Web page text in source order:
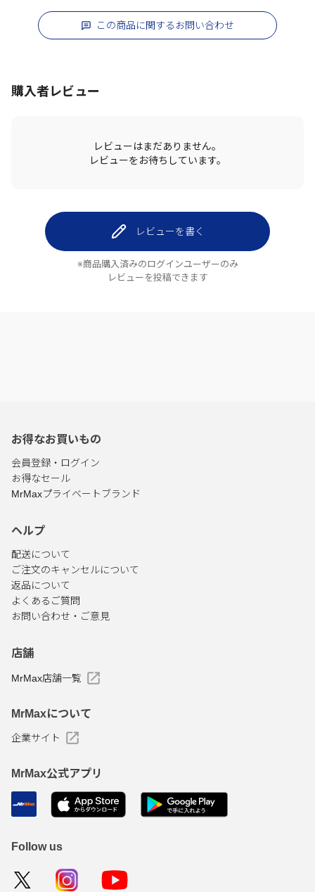
この商品に関するお問い合わせ
購入者レビュー
レビューはまだありません。
レビューをお待ちしています。
レビューを書く
※商品購入済みのログインユーザーのみ
レビューを投稿できます
お得なお買いもの
会員登録・ログイン
お得なセール
MrMaxプライベートブランド
ヘルプ
配送について
ご注文のキャンセルについて
返品について
よくあるご質問
お問い合わせ・ご意見
店舗
MrMax店舗一覧
MrMaxについて
企業サイト
MrMax公式アプリ
Follow us